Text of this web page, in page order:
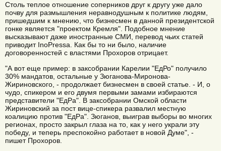
Столь теплое отношение соперников друг к другу уже дало
почву для размышления неравнодушным к политике людям,
пришедшим к мнению, что бизнесмен в данной президентской
гонке является "проектом Кремля". Подобное мнение
высказывают даже иностранные СМИ, перевод чьих статей
приводит InoPressa. Как бы то ни было, наличие
договоренностей с властями Прохоров отрицает.
"А вот еще пример: в заксобрании Карелии "ЕдРо" получило
30% мандатов, остальные у Зюганова-Миронова-
Жириновского, - продолжает бизнесмен в своей статье. - И, о
чудо, спикером и его двумя первыми замами избираются
представители "ЕдРа". В заксобрании Омской области
Жириновский за пост вице-спикера развалил местную
коалицию против "ЕдРа". Зюганов, выиграв выборы во многих
регионах, просто закрыл глаза на то, как у него украли эту
победу, и теперь преспокойно работает в новой Думе", -
пишет Прохоров.